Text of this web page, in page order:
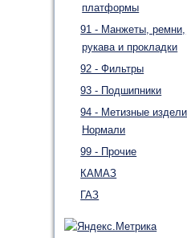
платформы
91 - Манжеты, ремни,
рукава и прокладки
92 - Фильтры
93 - Подшипники
94 - Метизные
Нормали
99 - Прочие
КАМАЗ
ГАЗ